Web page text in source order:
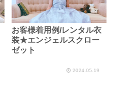
お客様着用例/レンタル衣
装★エンジェルスクロー
ゼット
2024.05.19